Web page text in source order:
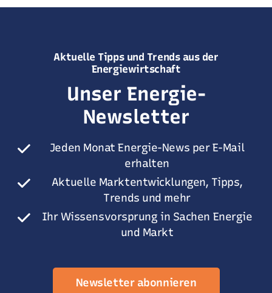
Aktuelle Tipps und Trends aus der
Energiewirtschaft
Unser Energie-
Newsletter
Jeden Monat Energie-News per E-Mail
erhalten
Aktuelle Marktentwicklungen, Tipps,
Trends und mehr
Ihr Wissensvorsprung in Sachen Energie
und Markt
Newsletter abonnieren